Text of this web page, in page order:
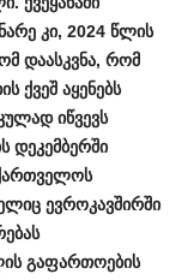
კი, 2024 წლის
დაასკვნა, რომ
ქვეშ აყენებს
იწვევს
დეკემბერში
ევროკავშირში
გაფართოების